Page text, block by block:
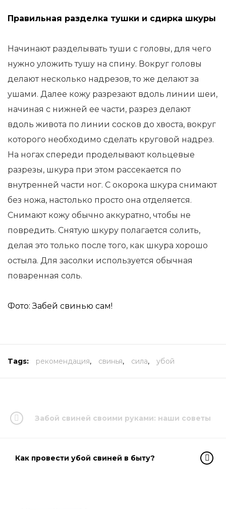
Правильная разделка тушки и сдирка шкуры
Начинают разделывать туши с головы, для чего
нужно уложить тушу на спину. Вокруг головы
делают несколько надрезов, то же делают за
ушами. Далее кожу разрезают вдоль линии шеи,
начиная с нижней ее части, разрез делают
вдоль живота по линии сосков до хвоста, вокруг
которого необходимо сделать круговой надрез.
На ногах спереди проделывают кольцевые
разрезы, шкура при этом рассекается по
внутренней части ног. С окорока шкура снимают
без ножа, настолько просто она отделяется.
Снимают кожу обычно аккуратно, чтобы не
повредить. Снятую шкуру полагается солить,
делая это только после того, как шкура хорошо
остыла. Для засолки используется обычная
поваренная соль.
Фото: Забей свинью сам!
Tags: рекомендация, свинья, сила, убой
Забой свиней своими руками: наши советы
Как провести убой свиней в быту?